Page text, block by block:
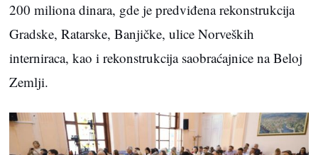
200 miliona dinara, gde je predviđena rekonstrukcija
Gradske, Ratarske, Banjičke, ulice Norveških
interniraca, kao i rekonstrukcija saobraćajnice na Beloj
Zemlji.